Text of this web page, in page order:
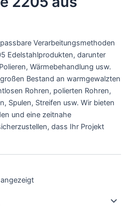
Verarbeitungsmethoden
Edelstahlprodukten, darunter
Wärmebehandlung usw.
Bestand an warmgewalzten
Rohren, polierten Rohren,
Spulen, Streifen usw. Wir bieten
und eine zeitnahe
dass Ihr Projekt